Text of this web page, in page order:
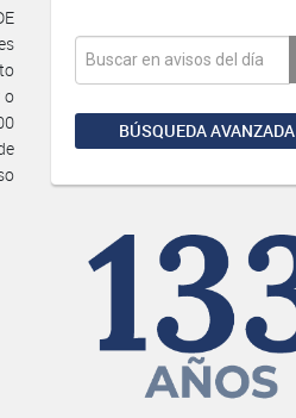
BÚSQUEDA AVANZADA
o